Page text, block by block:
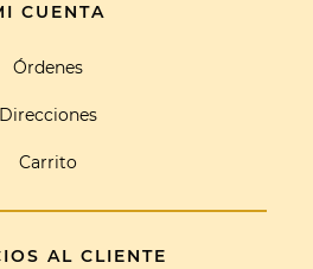
CUENTA
Órdenes
Direcciones
Carrito
AL CLIENTE